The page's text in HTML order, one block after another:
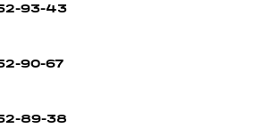
93-43
90-67
89-38